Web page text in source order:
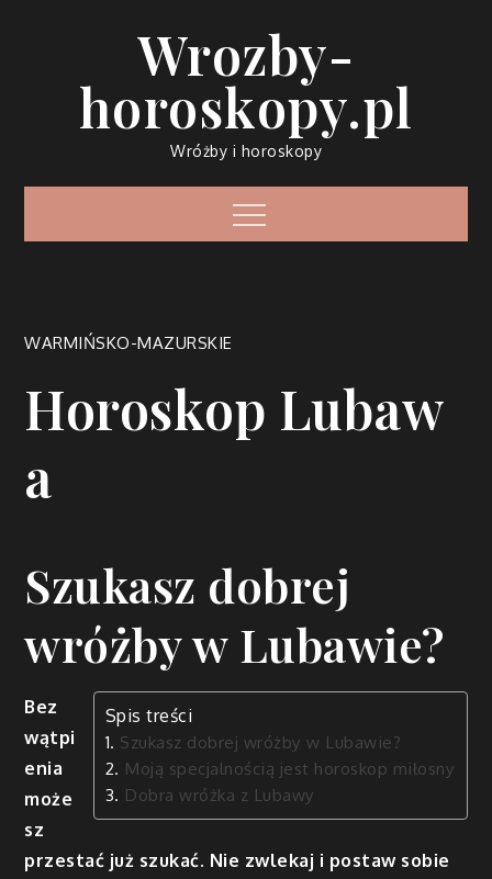
Wrozby-
horoskopy.pl
Wróżby i horoskopy
Menu
WARMIŃSKO-MAZURSKIE
Horoskop Lubaw
a
Szukasz dobrej
wróżby w Lubawie?
Spis treści
Szukasz dobrej wróżby w Lubawie?
Moją specjalnością jest horoskop miłosny
Dobra wróżka z Lubawy
Bez
wątpi
enia
może
sz
przestać już szukać. Nie zwlekaj i postaw sobie